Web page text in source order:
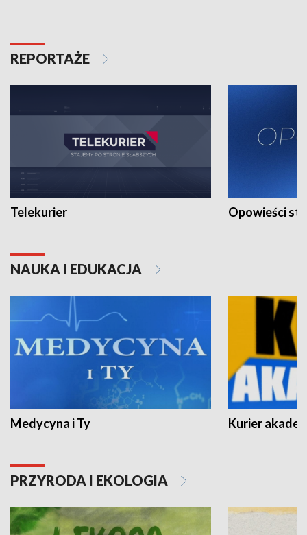
REPORTAŻE
Telekurier Opowieści
NAUKA I EDUKACJA
Medycyna i Ty Kurier
PRZYRODA I EKOLOGIA